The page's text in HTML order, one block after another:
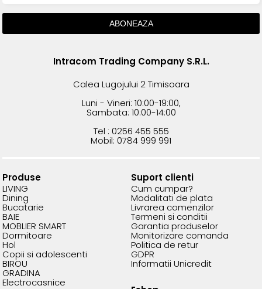
Intracom Trading Company S.R.L.
Calea Lugojului 2 Timisoara
Luni - Vineri: 10:00-19:00,
Sambata: 10:00-14:00
Tel : 0256 455 555
Mobil: 0784 999 991
Produse
LIVING
Dining
Bucatarie
BAIE
MOBLIER SMART
Dormitoare
Hol
Copii si adolescenti
BIROU
GRADINA
Electrocasnice
Suport clienti
Cum cumpar?
Modalitati de plata
Livrarea comenzilor
Termeni si conditii
Garantia produselor
Monitorizare comanda
Politica de retur
GDPR
Informatii Unicredit